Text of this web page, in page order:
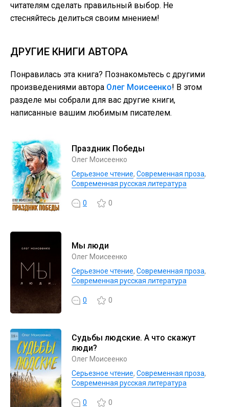
читателям сделать правильный выбор. Не
стесняйтесь делиться своим мнением!
ДРУГИЕ КНИГИ АВТОРА
Понравилась эта книга? Познакомьтесь с другими
произведениями автора Олег Моисеенко! В этом
разделе мы собрали для вас другие книги,
написанные вашим любимым писателем.
Праздник Победы
Олег Моисеенко
Серьезное чтение, Современная проза,
Современная русская литература
0 0
Мы люди
Олег Моисеенко
Серьезное чтение, Современная проза,
Современная русская литература
0 0
Судьбы людские. А что скажут
люди?
Олег Моисеенко
Серьезное чтение, Современная проза,
Современная русская литература
0 0